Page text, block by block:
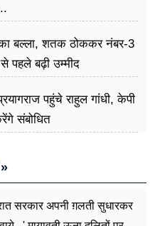
बल्ला, शतक ठोककर नंबर-3
पहले बढ़ी उम्मीद
पहुंचे राहुल गांधी, केपी
संबोधित
सरकार अपनी ग़लती सुधारकर